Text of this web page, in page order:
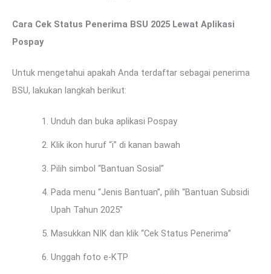
Cara Cek Status Penerima BSU 2025 Lewat Aplikasi
Pospay
Untuk mengetahui apakah Anda terdaftar sebagai penerima
BSU, lakukan langkah berikut:
Unduh dan buka aplikasi Pospay
Klik ikon huruf “i” di kanan bawah
Pilih simbol “Bantuan Sosial”
Pada menu “Jenis Bantuan”, pilih “Bantuan Subsidi
Upah Tahun 2025”
Masukkan NIK dan klik “Cek Status Penerima”
Unggah foto e-KTP